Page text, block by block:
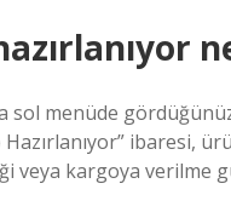
menüde
Hazırlanıyor” ibaresi,
veya kargoya